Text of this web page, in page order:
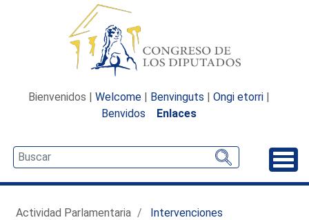
Bienvenidos | Welcome | Benvinguts | Ongi etorri |
Benvidos
Enlaces
Actividad Parlamentaria
Intervenciones